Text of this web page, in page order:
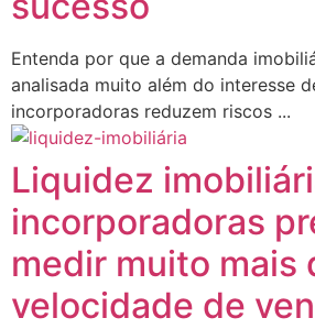
Entenda por que a demanda
analisada muito além do interesse
incorporadoras reduzem riscos ...
Liquidez
incorporadoras
medir muito mais
velocidade de